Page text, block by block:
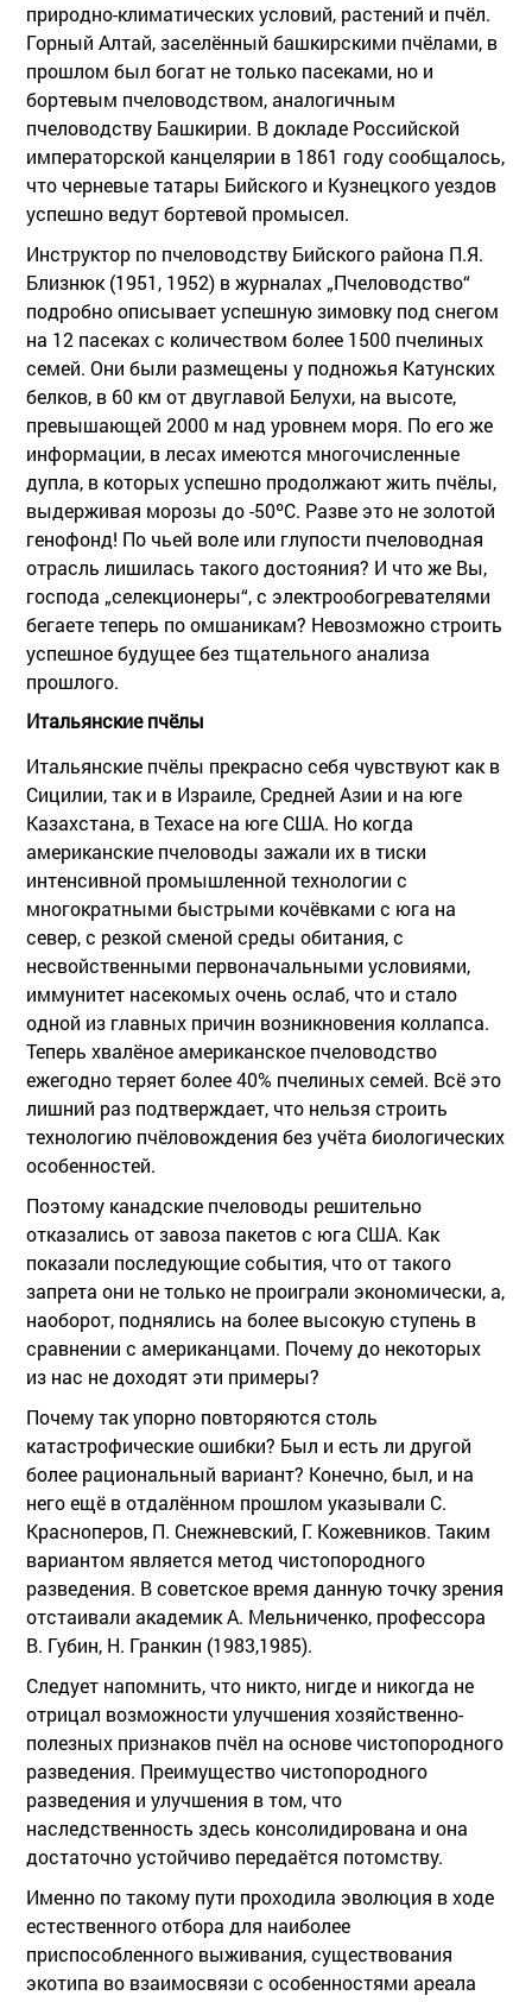
природно-климатических условий, растений и пчёл.
Горный Алтай, заселённый башкирскими пчёлами, в
прошлом был богат не только пасеками, но и
бортевым пчеловодством, аналогичным
пчеловодству Башкирии. В докладе Российской
императорской канцелярии в 1861 году сообщалось,
что черневые татары Бийского и Кузнецкого уездов
успешно ведут бортевой промысел.
Инструктор по пчеловодству Бийского района П.Я.
Близнюк (1951, 1952) в журналах „Пчеловодство“
подробно описывает успешную зимовку под снегом
на 12 пасеках с количеством более 1500 пчелиных
семей. Они были размещены у подножья Катунских
белков, в 60 км от двуглавой Белухи, на высоте,
превышающей 2000 м над уровнем моря. По его же
информации, в лесах имеются многочисленные
дупла, в которых успешно продолжают жить пчёлы,
выдерживая морозы до -50ºС. Разве это не золотой
генофонд! По чьей воле или глупости пчеловодная
отрасль лишилась такого достояния? И что же Вы,
господа „селекционеры“, с электрообогревателями
бегаете теперь по омшаникам? Невозможно строить
успешное будущее без тщательного анализа
прошлого.
Итальянские пчёлы
Итальянские пчёлы прекрасно себя чувствуют как в
Сицилии, так и в Израиле, Средней Азии и на юге
Казахстана, в Техасе на юге США. Но когда
американские пчеловоды зажали их в тиски
интенсивной промышленной технологии с
многократными быстрыми кочёвками с юга на
север, с резкой сменой среды обитания, с
несвойственными первоначальными условиями,
иммунитет насекомых очень ослаб, что и стало
одной из главных причин возникновения коллапса.
Теперь хвалёное американское пчеловодство
ежегодно теряет более 40% пчелиных семей. Всё это
лишний раз подтверждает, что нельзя строить
технологию пчёловождения без учёта биологических
особенностей.
Поэтому канадские пчеловоды решительно
отказались от завоза пакетов с юга США. Как
показали последующие события, что от такого
запрета они не только не проиграли экономически, а,
наоборот, поднялись на более высокую ступень в
сравнении с американцами. Почему до некоторых
из нас не доходят эти примеры?
Почему так упорно повторяются столь
катастрофические ошибки? Был и есть ли другой
более рациональный вариант? Конечно, был, и на
него ещё в отдалённом прошлом указывали С.
Красноперов, П. Снежневский, Г. Кожевников. Таким
вариантом является метод чистопородного
разведения. В советское время данную точку зрения
отстаивали академик А. Мельниченко, профессора
В. Губин, Н. Гранкин (1983,1985).
Следует напомнить, что никто, нигде и никогда не
отрицал возможности улучшения хозяйственно-
полезных признаков пчёл на основе чистопородного
разведения. Преимущество чистопородного
разведения и улучшения в том, что
наследственность здесь консолидирована и она
достаточно устойчиво передаётся потомству.
Именно по такому пути проходила эволюция в ходе
естественного отбора для наиболее
приспособленного выживания, существования
экотипа во взаимосвязи с особенностями ареала